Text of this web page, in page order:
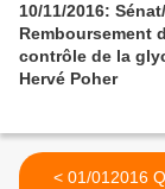
10/11/2016:
Remboursement
contrôle de la
Hervé Poher
< 01/012016 Quelques